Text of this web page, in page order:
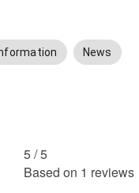
News
5 /5
Based on 1 reviews